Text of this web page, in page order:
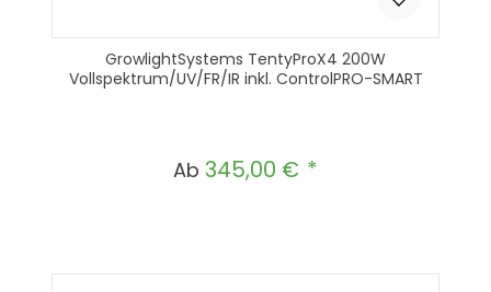
GrowlightSystems TentyProX4 200W
Vollspektrum/UV/FR/IR inkl. ControlPRO-SMART
Regulärer Preis:
Ab 345,00 €